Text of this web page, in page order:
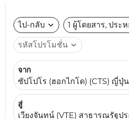
ไป-กลับ expand_more 1 ผู้โดยสาร, ประ
รหัสโปรโมชั่น expand_more
จาก
ซัปโปโร (ฮอกไกโด) (CTS) ญี่ปุ่น
สู่
เวียงจันทน์ (VTE) สาธารณรัฐป